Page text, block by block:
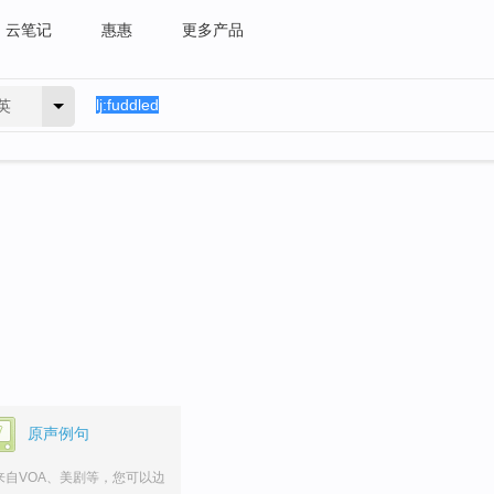
云笔记 惠惠 更多产品
原声例句
自VOA、美剧等，您可以边